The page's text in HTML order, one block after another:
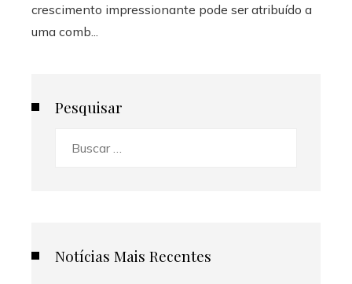
crescimento impressionante pode ser atribuído a
uma comb...
Pesquisar
Notícias Mais Recentes